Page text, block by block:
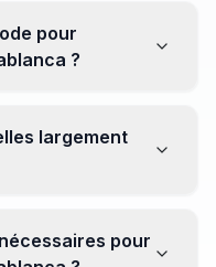
les surprises.
pour
?
maximiser la valeur
largement
locale peut être
pour